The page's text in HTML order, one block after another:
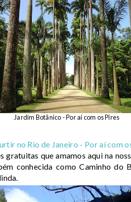
Jardim Botânico - Por aí com os Pires
no Rio de Janeiro - Por aí com
gratuitas que amamos aqui na
conhecida como Caminho do